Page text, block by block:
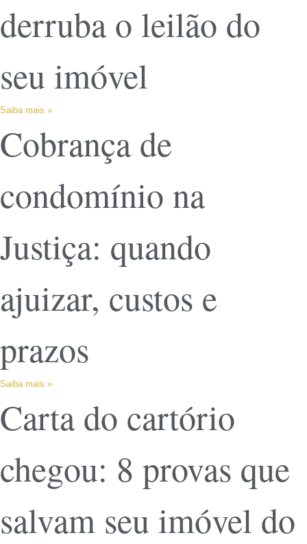
derruba o leilão do
seu imóvel
Saiba mais »
Cobrança de
condomínio na
Justiça: quando
ajuizar, custos e
prazos
Saiba mais »
Carta do cartório
chegou: 8 provas que
salvam seu imóvel do